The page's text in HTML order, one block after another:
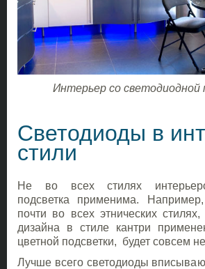
Интерьер со светодиодной
Светодиоды в
стили
Не во всех стилях
подсветка применима.
почти во всех этнических
дизайна в стиле кантри
цветной подсветки, будет совсем
Лучше всего светодиоды